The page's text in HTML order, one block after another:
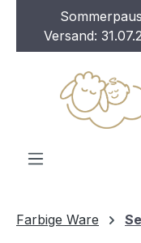
Zum Hauptinhalt
Versand:
Farbige Ware